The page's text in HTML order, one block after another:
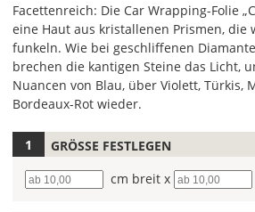
Facettenreich: Die Car Wrapping-Folie
eine Haut aus kristallenen Prismen, die
funkeln. Wie bei geschliffenen
brechen die kantigen Steine das Licht,
Nuancen von Blau, über Violett, Türkis,
Bordeaux-Rot wieder.
Lege
die
GRÖSSE FESTLEGEN
Breite cm breit x Höhe